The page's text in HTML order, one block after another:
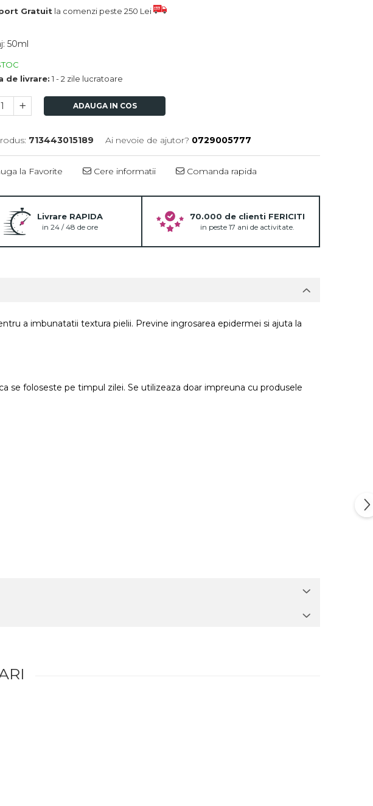
Gratuit la comenzi peste 250 Lei
: 50ml
de livrare: 1 - 2 zile lucratoare
ADAUGA IN COS
713443015189 Ai nevoie de ajutor? 0729005777
la Favorite Cere informatii Comanda rapida
Livrare RAPIDA
in 24 / 48 de ore
70.000 de clienti FERICITI
in peste 17 ani de activitate.
a imbunatatii textura pielii. Previne ingrosarea epidermei si ajuta la
se foloseste pe timpul zilei. Se utilizeaza doar impreuna cu produsele